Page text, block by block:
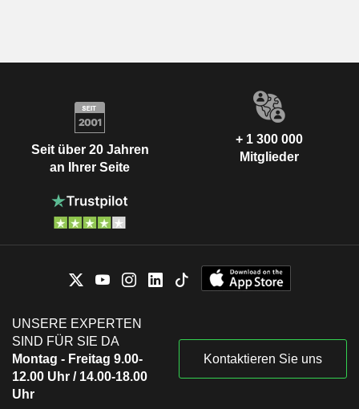
Seit über 20 Jahren
an Ihrer Seite
+ 1 300 000
Mitglieder
UNSERE EXPERTEN
SIND FÜR SIE DA
Montag - Freitag 9.00-
12.00 Uhr / 14.00-18.00
Uhr
Kontaktieren Sie uns